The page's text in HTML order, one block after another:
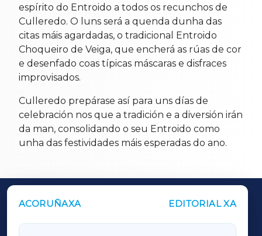
espírito do Entroido a todos os recunchos de
Culleredo. O luns será a quenda dunha das
citas máis agardadas, o tradicional Entroido
Choqueiro de Veiga, que encherá as rúas de cor
e desenfado coas típicas máscaras e disfraces
improvisados.
Culleredo prepárase así para uns días de
celebración nos que a tradición e a diversión irán
da man, consolidando o seu Entroido como
unha das festividades máis esperadas do ano.
ACORUÑAXA EDITORIAL XA
OUTROS PERIÓDICOS